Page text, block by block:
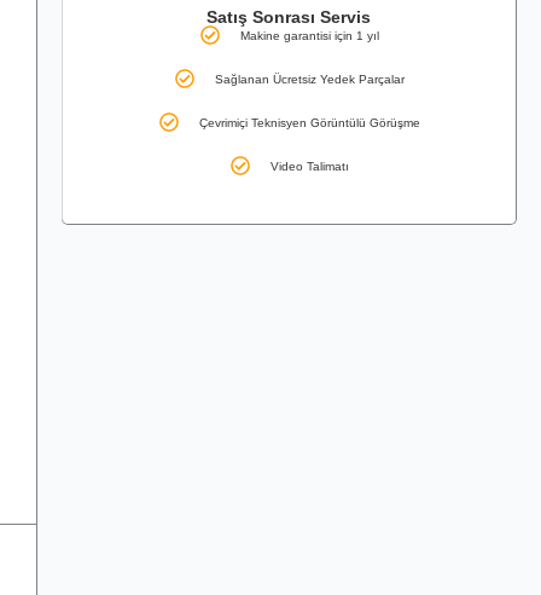
Satış Sonrası Servis
Makine garantisi için 1 yıl
Sağlanan Ücretsiz Yedek Parçalar
Çevrimiçi Teknisyen Görüntülü Görüşme
Video Talimatı